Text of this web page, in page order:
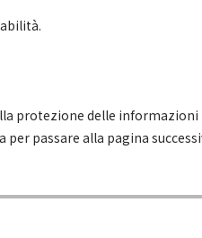
protezione delle
passare alla pagina